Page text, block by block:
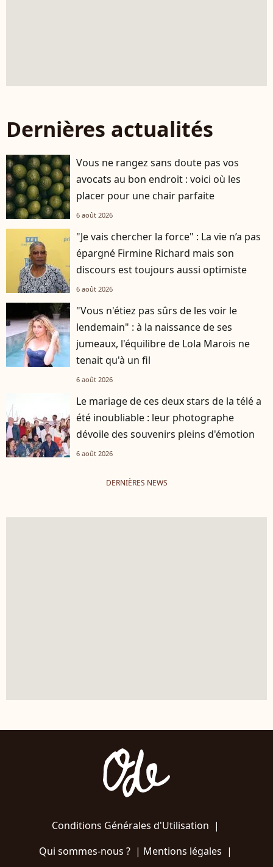
Dernières actualités
Vous ne rangez sans doute pas vos
avocats au bon endroit : voici où les
placer pour une chair parfaite
6 août 2026
"Je vais chercher la force" : La vie n’a pas
épargné Firmine Richard mais son
discours est toujours aussi optimiste
6 août 2026
"Vous n'étiez pas sûrs de les voir le
lendemain" : à la naissance de ses
jumeaux, l'équilibre de Lola Marois ne
tenait qu'à un fil
6 août 2026
Le mariage de ces deux stars de la télé a
été inoubliable : leur photographe
dévoile des souvenirs pleins d'émotion
6 août 2026
DERNIÈRES NEWS
Conditions Générales d'Utilisation |
Qui sommes-nous ?| Mentions légales |